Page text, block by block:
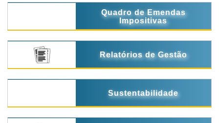
Quadro de Emendas
Impositivas
Relatórios de Gestão
Sustentabilidade